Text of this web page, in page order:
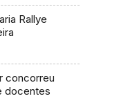
Rallye
concorreu
docentes